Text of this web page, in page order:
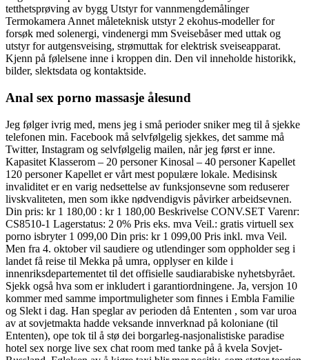
tetthetsprøving av bygg Utstyr for vannmengdemålinger
Termokamera Annet måleteknisk utstyr 2 ekohus-modeller for
forsøk med solenergi, vindenergi mm Sveisebåser med uttak og
utstyr for autgensveising, strømuttak for elektrisk sveiseapparat.
Kjenn på følelsene inne i kroppen din. Den vil inneholde historikk,
bilder, slektsdata og kontaktside.
Anal sex porno massasje ålesund
Jeg følger ivrig med, mens jeg i små perioder sniker meg til å sjekke
telefonen min. Facebook må selvfølgelig sjekkes, det samme må
Twitter, Instagram og selvfølgelig mailen, når jeg først er inne.
Kapasitet Klasserom – 20 personer Kinosal – 40 personer Kapellet
120 personer Kapellet er vårt mest populære lokale. Medisinsk
invaliditet er en varig nedsettelse av funksjonsevne som reduserer
livskvaliteten, men som ikke nødvendigvis påvirker arbeidsevnen.
Din pris: kr 1 180,00 : kr 1 180,00 Beskrivelse CONV.SET Varenr:
CS8510-1 Lagerstatus: 2 0% Pris eks. mva Veil.: gratis virtuell sex
porno isbryter 1 099,00 Din pris: kr 1 099,00 Pris inkl. mva Veil.
Men fra 4. oktober vil saudiere og utlendinger som oppholder seg i
landet få reise til Mekka på umra, opplyser en kilde i
innenriksdepartementet til det offisielle saudiarabiske nyhetsbyrået.
Sjekk også hva som er inkludert i garantiordningene. Ja, versjon 10
kommer med samme importmuligheter som finnes i Embla Familie
og Slekt i dag. Han speglar av perioden då Ententen , som var uroa
av at sovjetmakta hadde veksande innverknad på koloniane (til
Ententen), ope tok til å stø dei borgarleg-nasjonalistiske paradise
hotel sex norge live sex chat room med tanke på å kvela Sovjet-